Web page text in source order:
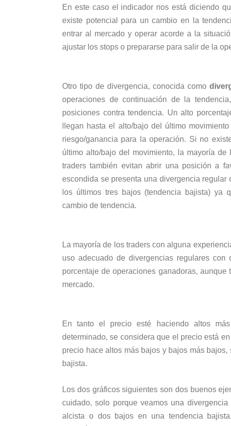
En este caso el indicador nos está diciendo
existe potencial para un cambio en la
entrar al mercado y operar acorde a la
ajustar los stops o prepararse para salir de la
Otro tipo de divergencia, conocida como
operaciones de continuación de la
posiciones contra tendencia. Un alto
llegan hasta el alto/bajo del último
riesgo/ganancia para la operación. Si no
último alto/bajo del movimiento, la mayoría
traders también evitan abrir una posición a
escondida se presenta una divergencia
los últimos tres bajos (tendencia bajista) ya
cambio de tendencia.
La mayoría de los traders con alguna
uso adecuado de divergencias regulares con
porcentaje de operaciones ganadoras,
mercado.
En tanto el precio esté haciendo altos
determinado, se considera que el precio está
precio hace altos más bajos y bajos más bajos,
bajista.
Los dos gráficos siguientes son dos buenos
cuidado, solo porque veamos una
alcista o dos bajos en una tendencia